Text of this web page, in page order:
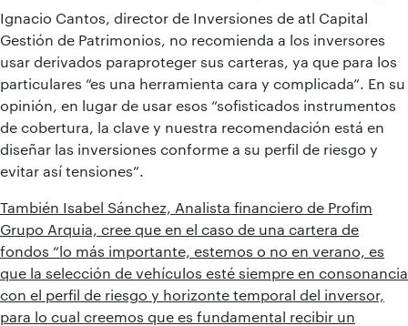
Ignacio Cantos, director de Inversiones de atl Capital
Gestión de Patrimonios, no recomienda a los inversores
usar derivados paraproteger sus carteras, ya que para los
particulares “es una herramienta cara y complicada”. En su
opinión, en lugar de usar esos “sofisticados instrumentos
de cobertura, la clave y nuestra recomendación está en
diseñar las inversiones conforme a su perfil de riesgo y
evitar así tensiones”.
También Isabel Sánchez, Analista financiero de Profim
Grupo Arquia, cree que en el caso de una cartera de
fondos “lo más importante, estemos o no en verano, es
que la selección de vehículos esté siempre en consonancia
con el perfil de riesgo y horizonte temporal del inversor,
para lo cual creemos que es fundamental recibir un